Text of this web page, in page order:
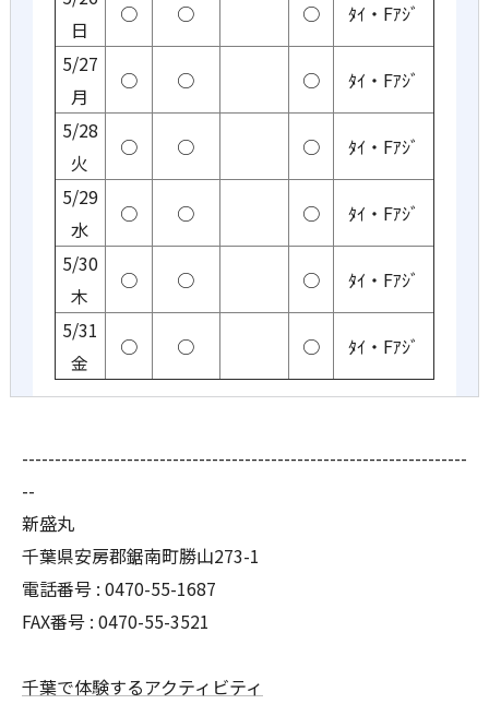
日
○ ○ ○
ﾀｲ・Fｱｼﾞ
5/27
月
○ ○ ○
ﾀｲ・Fｱｼﾞ
5/28
火
○ ○ ○
ﾀｲ・Fｱｼﾞ
5/29
水
○ ○ ○
ﾀｲ・Fｱｼﾞ
5/30
木
○ ○ ○
ﾀｲ・Fｱｼﾞ
5/31
金
○ ○ ○ ﾀｲ・Fｱｼﾞ
--------------------------------------------------------------------
--
新盛丸
千葉県安房郡鋸南町勝山273-1
電話番号 : 0470-55-1687
FAX番号 : 0470-55-3521
千葉で体験するアクティビティ